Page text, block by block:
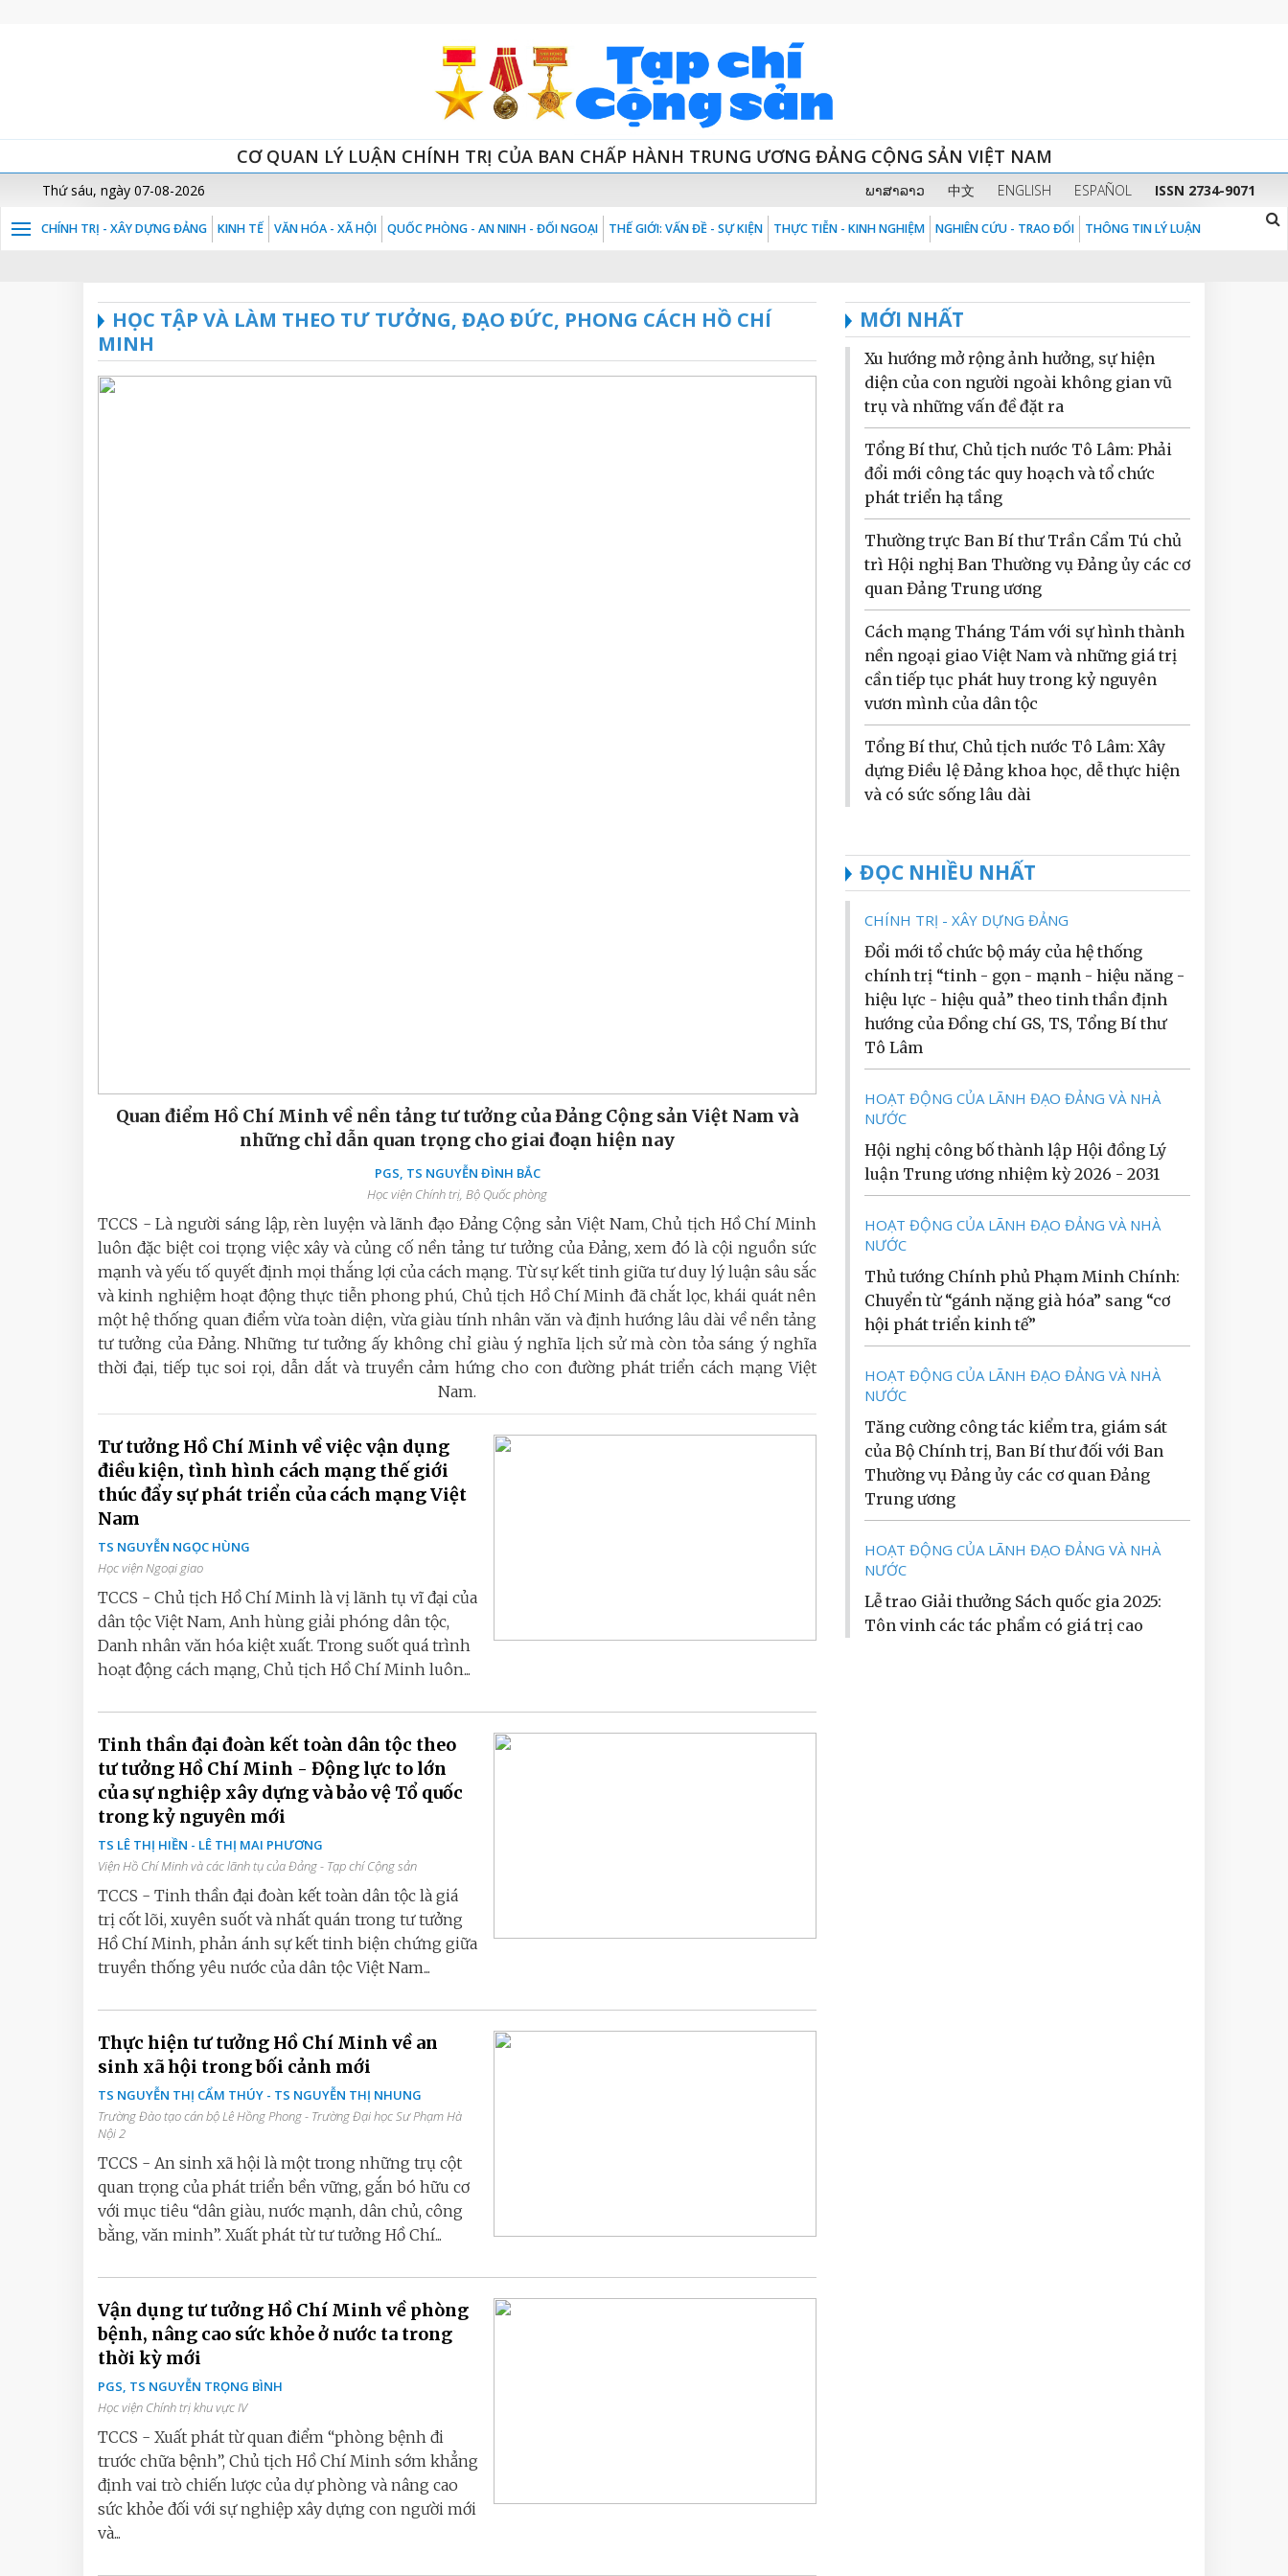
CƠ QUAN LÝ LUẬN CHÍNH TRỊ CỦA BAN CHẤP HÀNH TRUNG ƯƠNG ĐẢNG CỘNG SẢN VIỆT NAM
Thứ sáu, ngày 07-08-2026 ພາສາລາວ 中文 ENGLISH ESPAÑOL ISSN 2734-9071
CHÍNH TRỊ - XÂY DỰNG ĐẢNG KINH TẾ VĂN HÓA - XÃ HỘI QUỐC PHÒNG - AN NINH - ĐỐI NGOẠI THẾ GIỚI: VẤN ĐỀ - SỰ KIỆN THỰC TIỄN - KINH NGHIỆM NGHIÊN CỨU - TRAO ĐỔI THÔNG TIN LÝ LUẬN
HỌC TẬP VÀ LÀM THEO TƯ TƯỞNG, ĐẠO ĐỨC, PHONG CÁCH HỒ CHÍ
MINH
Quan điểm Hồ Chí Minh về nền tảng tư tưởng của Đảng Cộng sản Việt Nam và
những chỉ dẫn quan trọng cho giai đoạn hiện nay
PGS, TS NGUYỄN ĐÌNH BẮC
Học viện Chính trị, Bộ Quốc phòng
TCCS - Là người sáng lập, rèn luyện và lãnh đạo Đảng Cộng sản Việt Nam, Chủ tịch Hồ Chí Minh
luôn đặc biệt coi trọng việc xây và củng cố nền tảng tư tưởng của Đảng, xem đó là cội nguồn sức
mạnh và yếu tố quyết định mọi thắng lợi của cách mạng. Từ sự kết tinh giữa tư duy lý luận sâu sắc
và kinh nghiệm hoạt động thực tiễn phong phú, Chủ tịch Hồ Chí Minh đã chắt lọc, khái quát nên
một hệ thống quan điểm vừa toàn diện, vừa giàu tính nhân văn và định hướng lâu dài về nền tảng
tư tưởng của Đảng. Những tư tưởng ấy không chỉ giàu ý nghĩa lịch sử mà còn tỏa sáng ý nghĩa
thời đại, tiếp tục soi rọi, dẫn dắt và truyền cảm hứng cho con đường phát triển cách mạng Việt
Nam.
Tư tưởng Hồ Chí Minh về việc vận dụng
điều kiện, tình hình cách mạng thế giới
thúc đẩy sự phát triển của cách mạng Việt
Nam
TS NGUYỄN NGỌC HÙNG
Học viện Ngoại giao
TCCS - Chủ tịch Hồ Chí Minh là vị lãnh tụ vĩ đại của
dân tộc Việt Nam, Anh hùng giải phóng dân tộc,
Danh nhân văn hóa kiệt xuất. Trong suốt quá trình
hoạt động cách mạng, Chủ tịch Hồ Chí Minh luôn...
Tinh thần đại đoàn kết toàn dân tộc theo
tư tưởng Hồ Chí Minh - Động lực to lớn
của sự nghiệp xây dựng và bảo vệ Tổ quốc
trong kỷ nguyên mới
TS LÊ THỊ HIỀN - LÊ THỊ MAI PHƯƠNG
Viện Hồ Chí Minh và các lãnh tụ của Đảng - Tạp chí Cộng sản
TCCS - Tinh thần đại đoàn kết toàn dân tộc là giá
trị cốt lõi, xuyên suốt và nhất quán trong tư tưởng
Hồ Chí Minh, phản ánh sự kết tinh biện chứng giữa
truyền thống yêu nước của dân tộc Việt Nam...
Thực hiện tư tưởng Hồ Chí Minh về an
sinh xã hội trong bối cảnh mới
TS NGUYỄN THỊ CẨM THÚY - TS NGUYỄN THỊ NHUNG
Trường Đào tạo cán bộ Lê Hồng Phong - Trường Đại học Sư Phạm Hà
Nội 2
TCCS - An sinh xã hội là một trong những trụ cột
quan trọng của phát triển bền vững, gắn bó hữu cơ
với mục tiêu “dân giàu, nước mạnh, dân chủ, công
bằng, văn minh”. Xuất phát từ tư tưởng Hồ Chí...
Vận dụng tư tưởng Hồ Chí Minh về phòng
bệnh, nâng cao sức khỏe ở nước ta trong
thời kỳ mới
PGS, TS NGUYỄN TRỌNG BÌNH
Học viện Chính trị khu vực IV
TCCS - Xuất phát từ quan điểm “phòng bệnh đi
trước chữa bệnh”, Chủ tịch Hồ Chí Minh sớm khẳng
định vai trò chiến lược của dự phòng và nâng cao
sức khỏe đối với sự nghiệp xây dựng con người mới
và...
MỚI NHẤT
Xu hướng mở rộng ảnh hưởng, sự hiện
diện của con người ngoài không gian vũ
trụ và những vấn đề đặt ra
Tổng Bí thư, Chủ tịch nước Tô Lâm: Phải
đổi mới công tác quy hoạch và tổ chức
phát triển hạ tầng
Thường trực Ban Bí thư Trần Cẩm Tú chủ
trì Hội nghị Ban Thường vụ Đảng ủy các cơ
quan Đảng Trung ương
Cách mạng Tháng Tám với sự hình thành
nền ngoại giao Việt Nam và những giá trị
cần tiếp tục phát huy trong kỷ nguyên
vươn mình của dân tộc
Tổng Bí thư, Chủ tịch nước Tô Lâm: Xây
dựng Điều lệ Đảng khoa học, dễ thực hiện
và có sức sống lâu dài
ĐỌC NHIỀU NHẤT
CHÍNH TRỊ - XÂY DỰNG ĐẢNG
Đổi mới tổ chức bộ máy của hệ thống
chính trị “tinh - gọn - mạnh - hiệu năng -
hiệu lực - hiệu quả” theo tinh thần định
hướng của Đồng chí GS, TS, Tổng Bí thư
Tô Lâm
HOẠT ĐỘNG CỦA LÃNH ĐẠO ĐẢNG VÀ NHÀ
NƯỚC
Hội nghị công bố thành lập Hội đồng Lý
luận Trung ương nhiệm kỳ 2026 - 2031
HOẠT ĐỘNG CỦA LÃNH ĐẠO ĐẢNG VÀ NHÀ
NƯỚC
Thủ tướng Chính phủ Phạm Minh Chính:
Chuyển từ “gánh nặng già hóa” sang “cơ
hội phát triển kinh tế”
HOẠT ĐỘNG CỦA LÃNH ĐẠO ĐẢNG VÀ NHÀ
NƯỚC
Tăng cường công tác kiểm tra, giám sát
của Bộ Chính trị, Ban Bí thư đối với Ban
Thường vụ Đảng ủy các cơ quan Đảng
Trung ương
HOẠT ĐỘNG CỦA LÃNH ĐẠO ĐẢNG VÀ NHÀ
NƯỚC
Lễ trao Giải thưởng Sách quốc gia 2025:
Tôn vinh các tác phẩm có giá trị cao